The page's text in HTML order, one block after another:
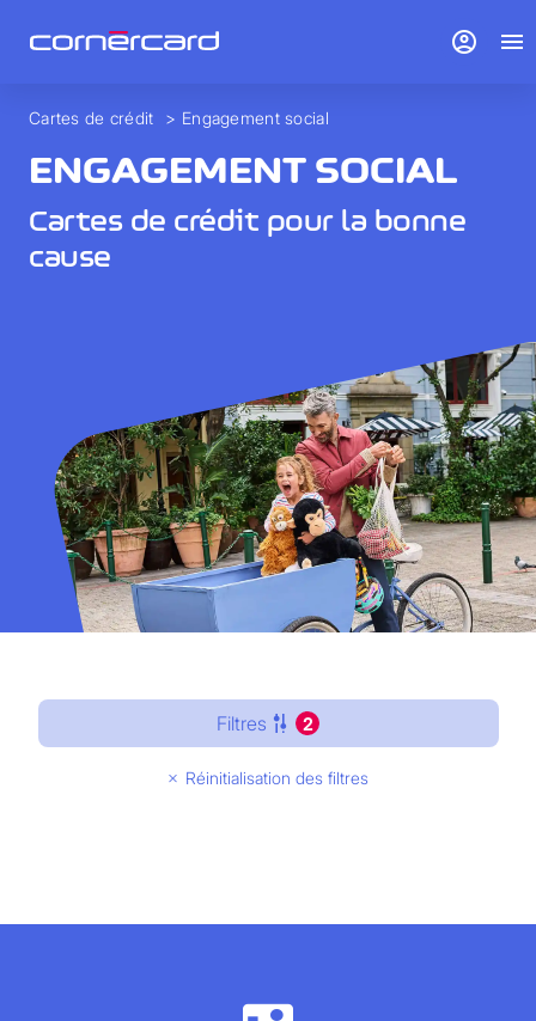
Cartes de crédit > Engagement social
ENGAGEMENT SOCIAL
Cartes de crédit pour la bonne
cause
Filtres 2
Réinitialisation des filtres
account_circle menu